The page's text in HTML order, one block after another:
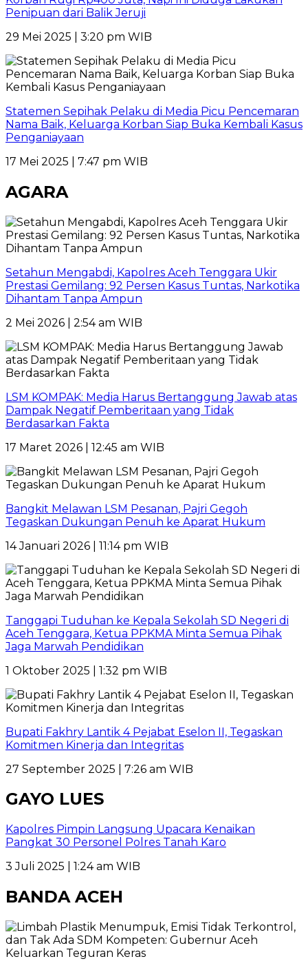
Penipuan dari Balik Jeruji
29 Mei 2025 | 3:20 pm WIB
Statemen Sepihak Pelaku di Media Picu Pencemaran
Nama Baik, Keluarga Korban Siap Buka Kembali Kasus
Penganiayaan
17 Mei 2025 | 7:47 pm WIB
AGARA
Setahun Mengabdi, Kapolres Aceh Tenggara Ukir
Prestasi Gemilang: 92 Persen Kasus Tuntas, Narkotika
Dihantam Tanpa Ampun
2 Mei 2026 | 2:54 am WIB
LSM KOMPAK: Media Harus Bertanggung Jawab atas
Dampak Negatif Pemberitaan yang Tidak
Berdasarkan Fakta
17 Maret 2026 | 12:45 am WIB
Bangkit Melawan LSM Pesanan, Pajri Gegoh
Tegaskan Dukungan Penuh ke Aparat Hukum
14 Januari 2026 | 11:14 pm WIB
Tanggapi Tuduhan ke Kepala Sekolah SD Negeri di
Aceh Tenggara, Ketua PPKMA Minta Semua Pihak
Jaga Marwah Pendidikan
1 Oktober 2025 | 1:32 pm WIB
Bupati Fakhry Lantik 4 Pejabat Eselon II, Tegaskan
Komitmen Kinerja dan Integritas
27 September 2025 | 7:26 am WIB
GAYO LUES
Kapolres Pimpin Langsung Upacara Kenaikan
Pangkat 30 Personel Polres Tanah Karo
3 Juli 2025 | 1:24 am WIB
BANDA ACEH